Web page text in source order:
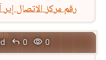
رقم مركز الاتصال إير
 0  0